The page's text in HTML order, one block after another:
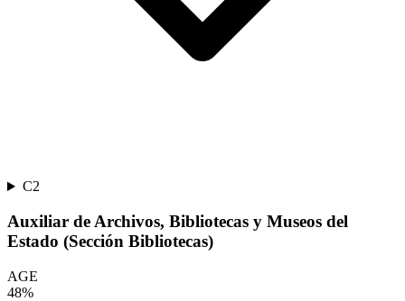
C2
Auxiliar de Archivos, Bibliotecas y Museos del
Estado (Sección Bibliotecas)
AGE
48%